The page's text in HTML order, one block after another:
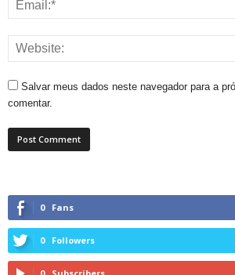
Salvar meus dados neste navegador para a
comentar.
0 Fans
0 Followers